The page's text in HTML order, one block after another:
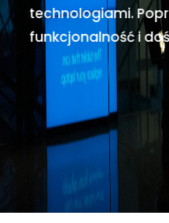
technologiami.
funkcjonalność i